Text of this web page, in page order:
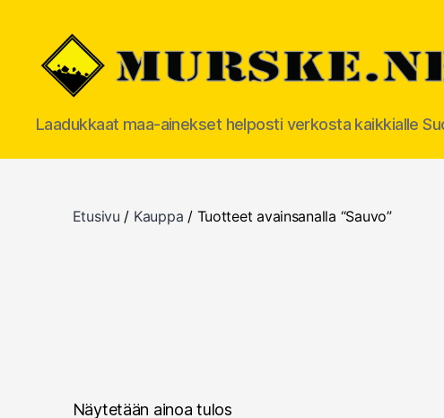
MURSKE.NET
Laadukkaat maa-ainekset helposti verkosta kaikkialle
Etusivu / Kauppa / Tuotteet avainsanalla “Sauvo”
Näytetään ainoa tulos